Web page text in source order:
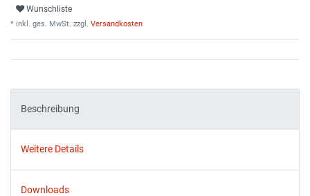
Wunschliste
* inkl. ges. MwSt. zzgl. Versandkosten
Beschreibung
Weitere Details
Downloads